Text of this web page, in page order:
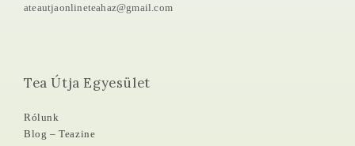
ateautjaonlineteahaz@gmail.com
Tea Útja Egyesület
Rólunk
Blog – Teazine